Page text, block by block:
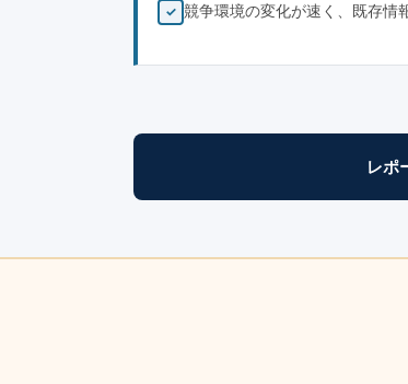
✓ 競争環境の変化が速く、既存情
レポ